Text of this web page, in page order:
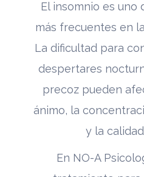
El insomnio es uno
más frecuentes en
La dificultad para
despertares
precoz pueden
ánimo, la
y la
En NO-A